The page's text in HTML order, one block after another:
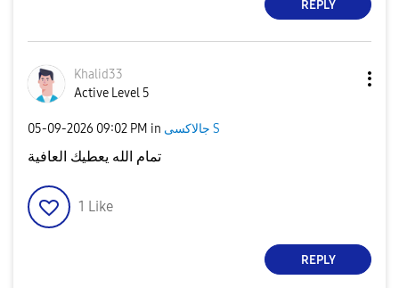
REPLY
Khalid33
Active Level 5
‎05-09-2026 09:02 PM in جالاكسى S
تمام الله يعطيك العافية
1 Like
REPLY